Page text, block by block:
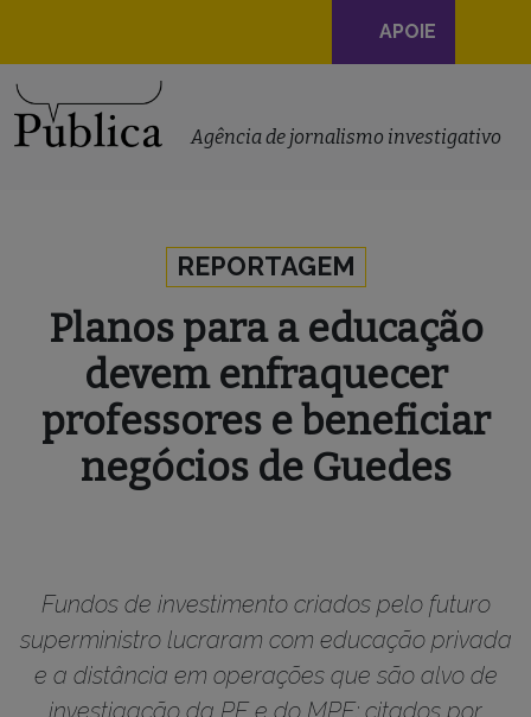
Navegação
principal
APOIE
Agência de jornalismo investigativo
REPORTAGEM
Planos para a educação
devem enfraquecer
professores e beneficiar
negócios de Guedes
Fundos de investimento criados pelo futuro
superministro lucraram com educação privada
e a distância em operações que são alvo de
investigação da PF e do MPF; citados por